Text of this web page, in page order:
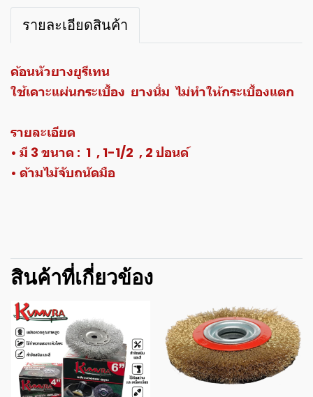
รายละเอียดสินค้า
ค้อนหัวยางยูรีเทน
ใช้เคาะแผ่นกระเบื้อง ยางนิ่ม ไม่ทำให้กระเบื้องแตก
รายละเอียด
• มี 3 ขนาด : 1 , 1-1/2 , 2 ปอนด์
• ด้ามไม้จับถนัดมือ
สินค้าที่เกี่ยวข้อง